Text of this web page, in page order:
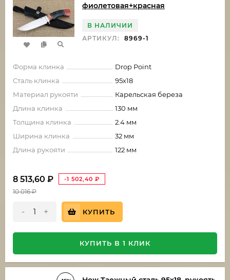
фиолетовая+красная
В НАЛИЧИИ
АРТИКУЛ:
8969-1
Форма клинка
Drop Point
Сталь клинка
95х18
Материал рукояти
Карельская береза
Длина клинка
130 мм
Толщина клинка
2.4 мм
Ширина клинка
32 мм
Длина рукояти
122 мм
8 513,60 ₽ -1 502,40 ₽
10 016₽
- + КУПИТЬ
КУПИТЬ В 1 КЛИК